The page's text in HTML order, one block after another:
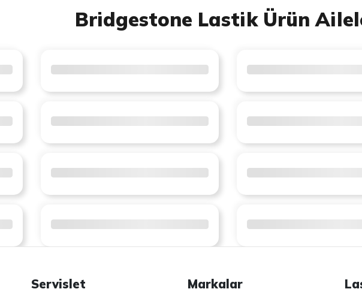
Bridgestone Lastik Ürün
Servislet Markalar